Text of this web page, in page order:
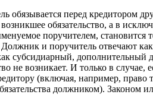
обязывается перед кредитором
обязательство, а в
поручителем,
Должник и поручитель отвечают
до­полнительный
не возникает. И только в
(включая, например,
должником). Законом